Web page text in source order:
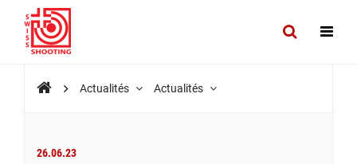
Actualités Actualités
26.06.23